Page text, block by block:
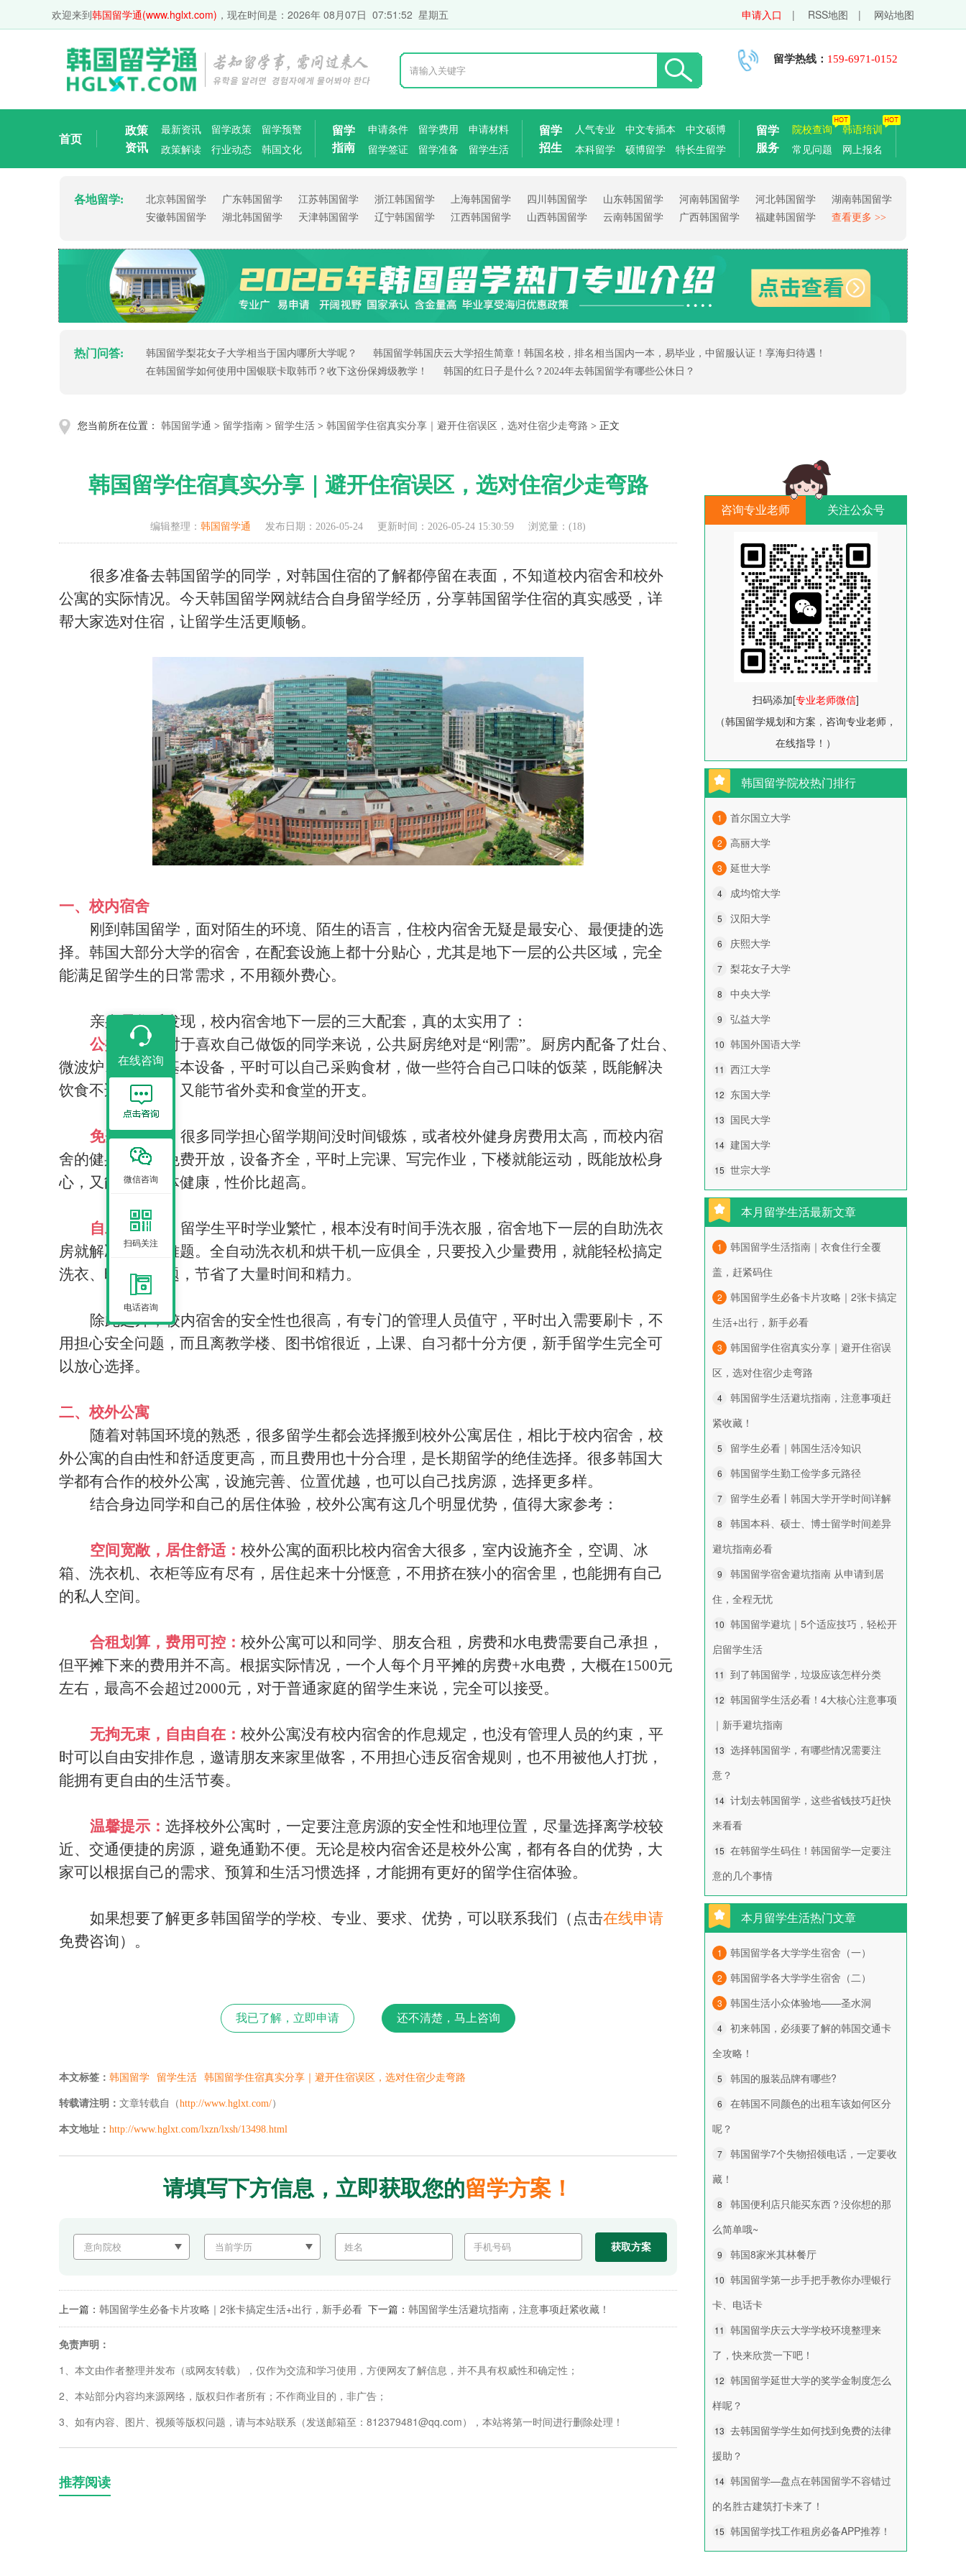
欢迎来到韩国留学通(www.hglxt.com) ，现在时间是： 2026年 08月07日 07:51:53 星期五 申请入口 | RSS地图 | 网站地图
留学热线： 159-6971-0152
首页
政策
资讯
最新资讯 留学政策
留学预警
政策解读
行业动态 韩国文化
留学
指南
申请条件 留学费用
申请材料
留学签证
留学准备 留学生活
留学
招生
人气专业 中文专插本
中文硕博
本科留学
硕博留学 特长生留学
留学
服务
院校查询
韩语培训
常见问题
网上报名
各地留学: 北京韩国留学 广东韩国留学 江苏韩国留学 浙江韩国留学 上海韩国留学 四川韩国留学 山东韩国留学 河南韩国留学 河北韩国留学
湖南韩国留学
安徽韩国留学
湖北韩国留学 天津韩国留学 辽宁韩国留学 江西韩国留学 山西韩国留学 云南韩国留学 广西韩国留学 福建韩国留学 查看更多 >>
热门问答: 韩国留学梨花女子大学相当于国内哪所大学呢？
韩国留学韩国庆云大学招生简章！韩国名校，排名相当国内一本，易毕业，中留服认证！享海归待遇！
在韩国留学如何使用中国银联卡取韩币？收下这份保姆级教学！
韩国的红日子是什么？2024年去韩国留学有哪些公休日？
您当前所在位置： 韩国留学通 > 留学指南 > 留学生活 > 韩国留学住宿真实分享｜避开住宿误区，选对住宿少走弯路 > 正文
韩国留学住宿真实分享｜避开住宿误区，选对住宿少走弯路
编辑整理： 韩国留学通 发布日期：2026-05-24 更新时间：2026-05-24 15:30:59 浏览量：(18)
很多准备去韩国留学的同学，对韩国住宿的了解都停留在表面，不知道校内宿舍和校外
公寓的实际情况。今天韩国留学网就结合自身留学经历，分享韩国留学住宿的真实感受，详
帮大家选对住宿，让留学生活更顺畅。
一、校内宿舍
刚到韩国留学，面对陌生的环境、陌生的语言，住校内宿舍无疑是最安心、最便捷的选
择。韩国大部分大学的宿舍，在配套设施上都十分贴心，尤其是地下一层的公共区域，完全
能满足留学生的日常需求，不用额外费心。
亲身居住后发现，校内宿舍地下一层的三大配套，真的太实用了：
公共厨房：
对于喜欢自己做饭的同学来说，公共厨房绝对是“刚需”。厨房内配备了灶台、
微波炉、冰箱等基本设备，平时可以自己采购食材，做一些符合自己口味的饭菜，既能解决
饮食不适的问题，又能节省外卖和食堂的开支。
免费健身房： 很多同学担心留学期间没时间锻炼，或者校外健身房费用太高，而校内宿
舍的健身房完全免费开放，设备齐全，平时上完课、写完作业，下楼就能运动，既能放松身
心，又能保持身体健康，性价比超高。
自助洗衣房： 留学生平时学业繁忙，根本没有时间手洗衣服，宿舍地下一层的自助洗衣
房就解决了这个难题。全自动洗衣机和烘干机一应俱全，只要投入少量费用，就能轻松搞定
洗衣、晾晒的问题，节省了大量时间和精力。
除此之外，校内宿舍的安全性也很高，有专门的管理人员值守，平时出入需要刷卡，不
用担心安全问题，而且离教学楼、图书馆很近，上课、自习都十分方便，新手留学生完全可
以放心选择。
二、校外公寓
随着对韩国环境的熟悉，很多留学生都会选择搬到校外公寓居住，相比于校内宿舍，校
外公寓的自由性和舒适度更高，而且费用也十分合理，是长期留学的绝佳选择。很多韩国大
学都有合作的校外公寓，设施完善、位置优越，也可以自己找房源，选择更多样。
结合身边同学和自己的居住体验，校外公寓有这几个明显优势，值得大家参考：
空间宽敞，居住舒适： 校外公寓的面积比校内宿舍大很多，室内设施齐全，空调、冰
箱、洗衣机、衣柜等应有尽有，居住起来十分惬意，不用挤在狭小的宿舍里，也能拥有自己
的私人空间。
合租划算，费用可控： 校外公寓可以和同学、朋友合租，房费和水电费需要自己承担，
但平摊下来的费用并不高。根据实际情况，一个人每个月平摊的房费+水电费，大概在1500元
左右，最高不会超过2000元，对于普通家庭的留学生来说，完全可以接受。
无拘无束，自由自在： 校外公寓没有校内宿舍的作息规定，也没有管理人员的约束，平
时可以自由安排作息，邀请朋友来家里做客，不用担心违反宿舍规则，也不用被他人打扰，
能拥有更自由的生活节奏。
温馨提示： 选择校外公寓时，一定要注意房源的安全性和地理位置，尽量选择离学校较
近、交通便捷的房源，避免通勤不便。无论是校内宿舍还是校外公寓，都有各自的优势，大
家可以根据自己的需求、预算和生活习惯选择，才能拥有更好的留学住宿体验。
如果想要了解更多韩国留学的学校、专业、要求、优势，可以联系我们（点击在线申请
免费咨询）。
我已了解，立即申请 还不清楚，马上咨询
本文标签： 韩国留学 留学生活 韩国留学住宿真实分享｜避开住宿误区，选对住宿少走弯路
转载请注明： 文章转载自（http://www.hglxt.com/）
本文地址： http://www.hglxt.com/lxzn/lxsh/13498.html
请填写下方信息，立即获取您的留学方案！
上一篇： 韩国留学生必备卡片攻略｜2张卡搞定生活+出行，新手必看 下一篇： 韩国留学生活避坑指南，注意事项赶紧收藏！
免责声明：
1、本文由作者整理并发布（或网友转载），仅作为交流和学习使用，方便网友了解信息，并不具有权威性和确定性；
2、本站部分内容均来源网络，版权归作者所有；不作商业目的，非广告；
3、如有内容、图片、视频等版权问题，请与本站联系（发送邮箱至：812379481@qq.com），本站将第一时间进行删除处理！
推荐阅读
咨询专业老师 关注公众号
扫码添加[专业老师微信]
（韩国留学规划和方案，咨询专业老师，
在线指导！）
韩国留学院校热门排行
1 首尔国立大学
2 高丽大学
3 延世大学
4 成均馆大学
5 汉阳大学
6 庆熙大学
7 梨花女子大学
8 中央大学
9 弘益大学
10 韩国外国语大学
11 西江大学
12 东国大学
13 国民大学
14 建国大学
15 世宗大学
本月留学生活最新文章
1
韩国留学生活指南｜衣食住行全覆
盖，赶紧码住
2
韩国留学生必备卡片攻略｜2张卡搞定
生活+出行，新手必看
3
韩国留学住宿真实分享｜避开住宿误
区，选对住宿少走弯路
4
韩国留学生活避坑指南，注意事项赶
紧收藏！
5 留学生必看｜韩国生活冷知识
6 韩国留学生勤工俭学多元路径
7 留学生必看丨韩国大学开学时间详解
8
韩国本科、硕士、博士留学时间差异
避坑指南必看
9
韩国留学宿舍避坑指南 从申请到居
住，全程无忧
10 韩国留学避坑｜5个适应技巧，轻松开
启留学生活
11 到了韩国留学，垃圾应该怎样分类
12 韩国留学生活必看！4大核心注意事项
｜新手避坑指南
13 选择韩国留学，有哪些情况需要注
意？
14 计划去韩国留学，这些省钱技巧赶快
来看看
15 在韩留学生码住！韩国留学一定要注
意的几个事情
本月留学生活热门文章
1 韩国留学各大学学生宿舍（一）
2 韩国留学各大学学生宿舍（二）
3 韩国生活小众体验地——圣水洞
4
初来韩国，必须要了解的韩国交通卡
全攻略！
5 韩国的服装品牌有哪些?
6
在韩国不同颜色的出租车该如何区分
呢？
7
韩国留学7个失物招领电话，一定要收
藏！
8
韩国便利店只能买东西？没你想的那
么简单哦~
9 韩国8家米其林餐厅
10 韩国留学第一步手把手教你办理银行
卡、电话卡
11 韩国留学庆云大学学校环境整理来
了，快来欣赏一下吧！
12 韩国留学延世大学的奖学金制度怎么
样呢？
13 去韩国留学学生如何找到免费的法律
援助？
14 韩国留学—盘点在韩国留学不容错过
的名胜古建筑打卡来了！
15 韩国留学找工作租房必备APP推荐！
在线咨询
微信咨询
扫码关注
电话咨询